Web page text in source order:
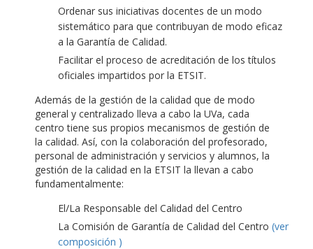
Ordenar sus iniciativas docentes de un modo
sistemático para que contribuyan de modo eficaz
a la Garantía de Calidad.
Facilitar el proceso de acreditación de los títulos
oficiales impartidos por la ETSIT.
Además de la gestión de la calidad que de modo
general y centralizado lleva a cabo la UVa, cada
centro tiene sus propios mecanismos de gestión de
la calidad. Así, con la colaboración del profesorado,
personal de administración y servicios y alumnos, la
gestión de la calidad en la ETSIT la llevan a cabo
fundamentalmente:
El/La Responsable del Calidad del Centro
La Comisión de Garantía de Calidad del Centro (ver
composición )